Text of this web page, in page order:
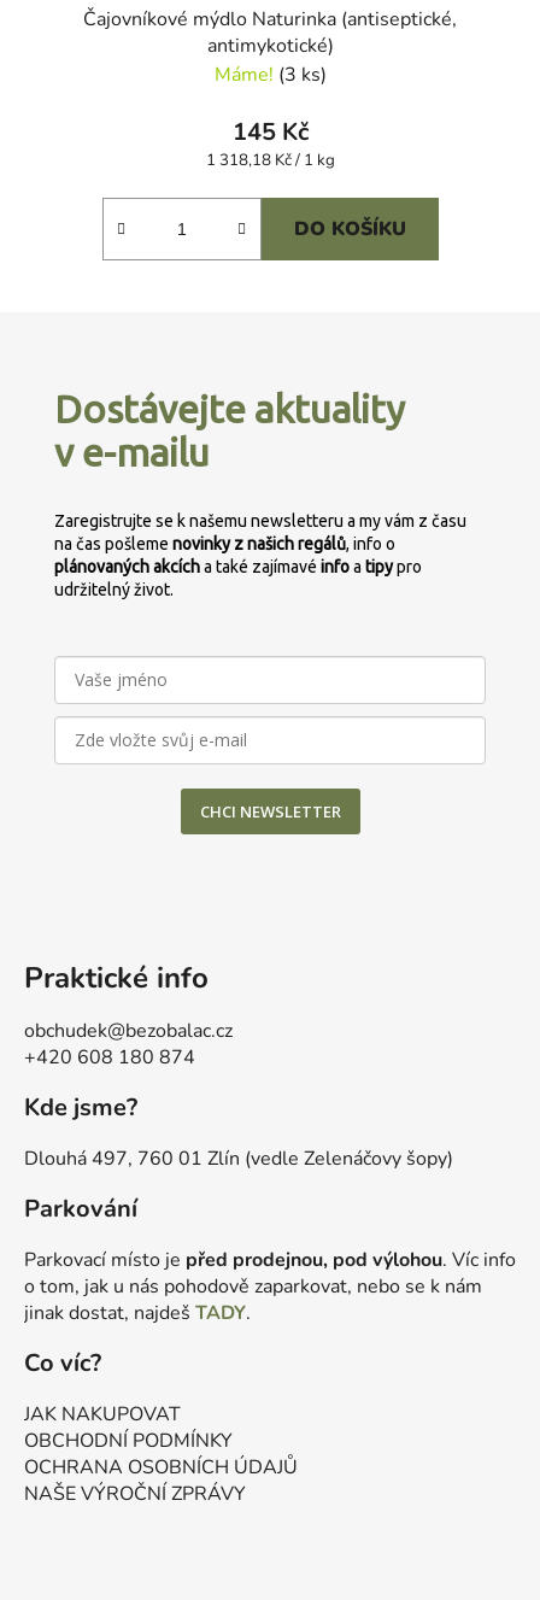
Čajovníkové mýdlo Naturinka (antiseptické,
antimykotické)
Máme! (3 ks)
145 Kč
Měrná
1 318,18 Kč / 1 kg
DO KOŠÍKU
Dostávejte aktuality
v e-mailu
Zaregistrujte se k našemu newsletteru a my vám z času
na čas pošleme novinky z našich regálů, info o
plánovanýchakcícha také zajímavé infoa tipypro
udržitelný život.
CHCI NEWSLETTER
Praktické info
obchudek@bezobalac.cz
+420 608 180 874
Kde jsme?
Dlouhá 497, 760 01 Zlín (vedle Zelenáčovy šopy)
Parkování
Parkovací místo je před prodejnou, pod výlohou. Víc info
o tom, jak u nás pohodově zaparkovat, nebo se k nám
jinak dostat, najdeš TADY.
Co víc?
JAK NAKUPOVAT
OBCHODNÍ PODMÍNKY
OCHRANA OSOBNÍCH ÚDAJŮ
NAŠE VÝROČNÍ ZPRÁVY